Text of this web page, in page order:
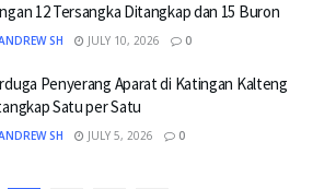
12 Tersangka Ditangkap dan 15 Buron
SH JULY 10, 2026 0
Penyerang Aparat di Katingan Kalteng
Satu per Satu
SH JULY 5, 2026 0